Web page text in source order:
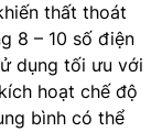
thất thoát
8 – 10 số điện
dụng tối ưu với
hoạt chế độ
bình có thể